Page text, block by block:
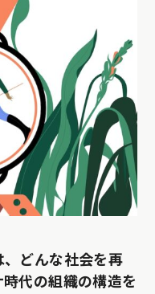
、どんな社会を再
代の組織の構造を